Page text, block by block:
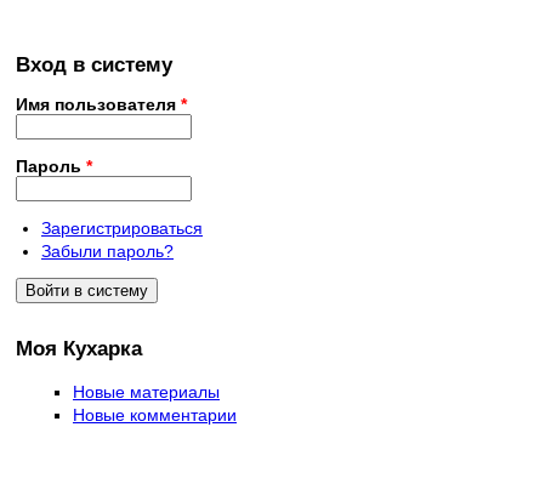
Вход в систему
Имя пользователя *
Пароль *
Зарегистрироваться
Забыли пароль?
Моя Кухарка
Новые материалы
Новые комментарии